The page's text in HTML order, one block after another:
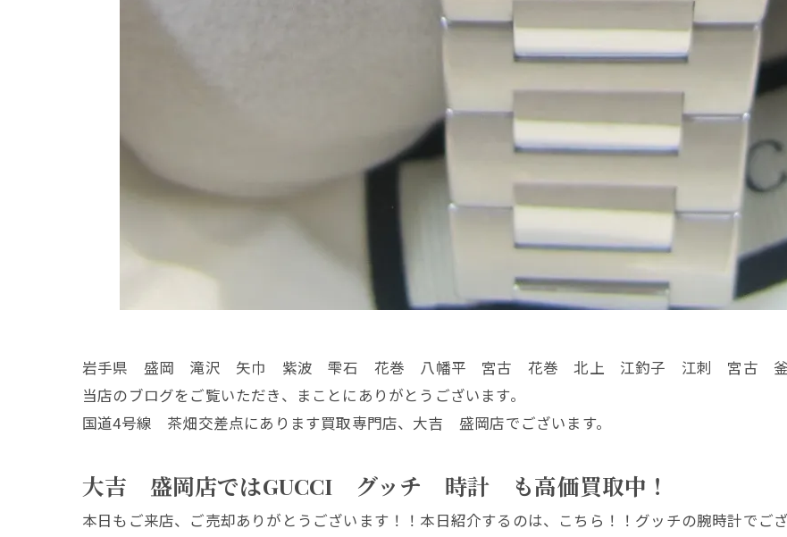
岩手県 盛岡 滝沢 矢巾 紫波 雫石 花巻 八幡平 宮古 花巻 北上 江釣子 江刺 宮古 釜石
当店のブログをご覧いただき、まことにありがとうございます。
国道4号線 茶畑交差点にあります買取専門店、大吉 盛岡店でございます。
大吉 盛岡店ではGUCCI グッチ 時計 も高価買取中！
本日もご来店、ご売却ありがとうございます！！本日紹介するのは、こちら！！グッチの腕時計でご